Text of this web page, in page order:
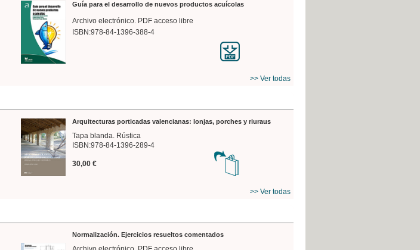
Guía para el desarrollo de nuevos productos acuícolas
Archivo electrónico. PDF acceso libre
ISBN:978-84-1396-388-4
>> Ver todas
Arquitecturas porticadas valencianas: lonjas, porches y riuraus
Tapa blanda. Rústica
ISBN:978-84-1396-289-4
30,00 €
>> Ver todas
Normalización. Ejercicios resueltos comentados